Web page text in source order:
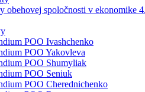
obehovej spoločnosti v ekonomike
POO Ivashchenko
POO Yakovleva
POO Shumyliak
POO Seniuk
POO Cherednichenko